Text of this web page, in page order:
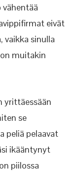
vähentää
eivät
vaikka sinulla
muitakin
yrittäessään
se
peliä pelaavat
ikääntynyt
piilossa